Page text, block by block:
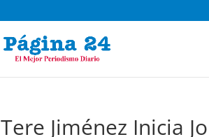
Tere Jiménez Inicia